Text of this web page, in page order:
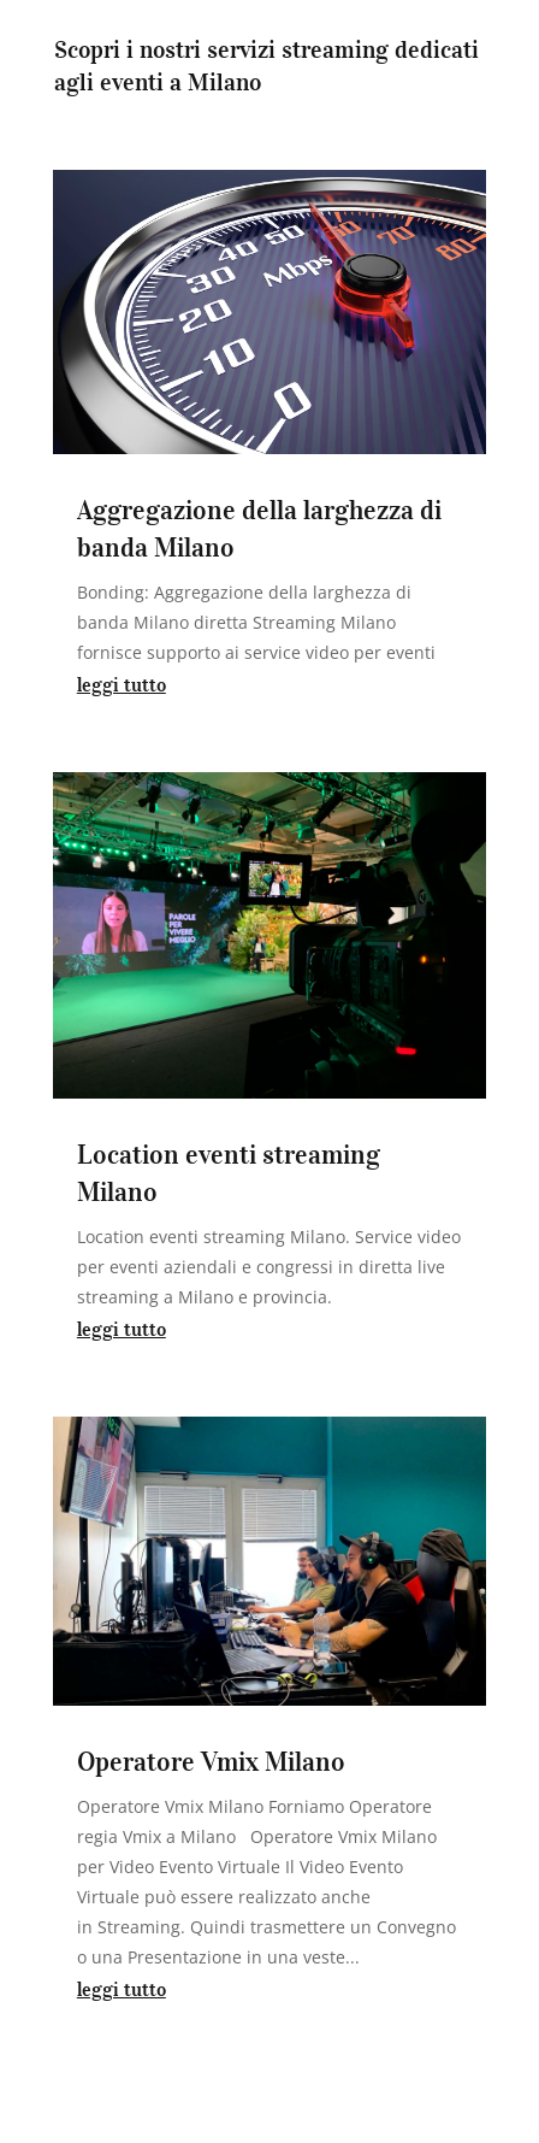
Scopri i nostri servizi streaming dedicati
agli eventi a Milano
Aggregazione della larghezza di
banda Milano
Bonding: Aggregazione della larghezza di
banda Milano diretta Streaming Milano
fornisce supporto ai service video per eventi
leggi tutto
Location eventi streaming
Milano
Location eventi streaming Milano. Service video
per eventi aziendali e congressi in diretta live
streaming a Milano e provincia.
leggi tutto
Operatore Vmix Milano
Operatore Vmix Milano Forniamo Operatore
regia Vmix a Milano Operatore Vmix Milano
per Video Evento Virtuale Il Video Evento
Virtuale può essere realizzato anche
in Streaming. Quindi trasmettere un Convegno
o una Presentazione in una veste...
leggi tutto